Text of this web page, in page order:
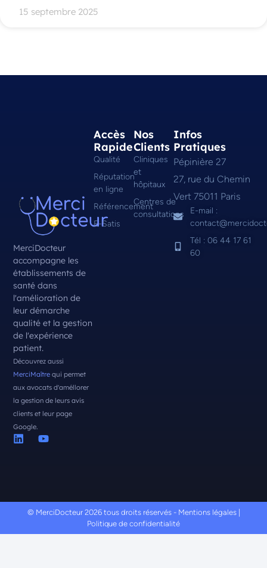
15 septembre 2025
MerciDocteur
accompagne les
établissements de
santé dans
l'amélioration de
leur démarche
qualité et la gestion
de l'expérience
patient.
Découvrez aussi
MerciMaîtrequi permet
aux avocats d'améllorer
la gestion de leurs avis
clients et leur page
Google.
Nos
Clients
Cliniques
et
hôpitaux
Centres de
consultations
Accès
Rapide
Qualité
Réputation
en ligne
Référencement
E-Satis
Infos
Pratiques
Pépinière 27
27, rue du Chemin
Vert 75011 Paris
E-mail :
Tél : 06 44 17 61
60
© MerciDocteur 2026 tous droits réservés - Mentions légales|
Politique de confidentialité